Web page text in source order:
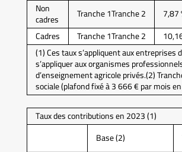
Non
cadres Tranche 1Tranche 2 7,87
Cadres
Tranche 1Tranche 2
(1) Ces taux s’appliquent aux entreprises
s’appliquer aux organismes
d’enseignement agricole privés.(2)
sociale (plafond fixé à 3 666 € par mois
Taux des contributions en 2023 (1)
Base (2)